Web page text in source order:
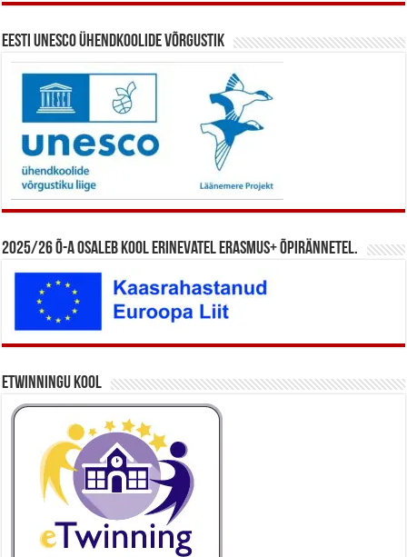
Eesti UNESCO ühendkoolide võrgustik
2025/26 õ-a osaleb kool erinevatel Erasmus+ õpirännetel.
eTwinningu kool